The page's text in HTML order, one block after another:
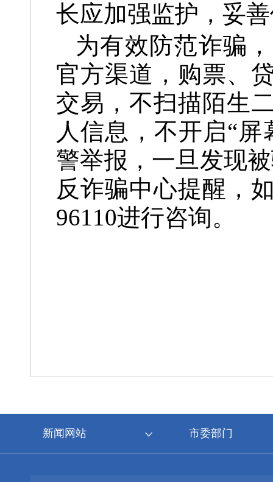
长应加强监护，妥
为有效防范诈骗
官方渠道，购票、
交易，不扫描陌生
人信息，不开启“
警举报，一旦发现
反诈骗中心提醒，
96110进行咨询。
新闻网站 市委部门